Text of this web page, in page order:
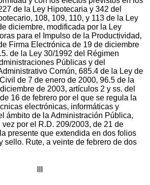
de la Ley Hipotecaria y 342 del
108, 109, 110, y 113 de la Ley
diciembre, modificada por la Ley
para el Impulso de la Productividad,
Firma Electrónica de 19 de diciembre
de la Ley 30/1992 del Régimen
Públicas y del
Común, 685.4 de la Ley de
de 7 de enero de 2000, 96.5 de la
de 2003, artículos 2 y ss. del
16 de febrero por el que se regula la
electrónicas, informáticas y
ámbito de la Administración Pública,
vez por el R.D. 209/2003, de 21 de
presente que extendida en dos folios
sello. Rute, a veinte de febrero de dos